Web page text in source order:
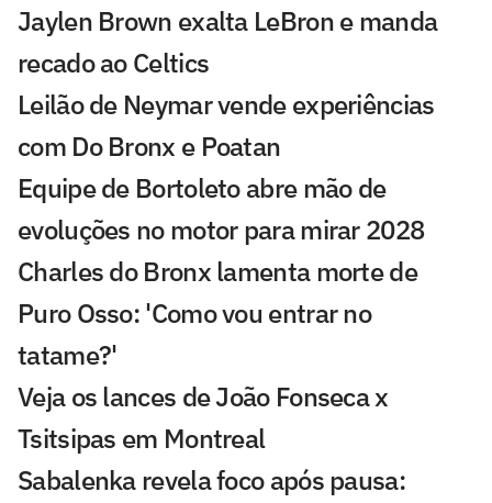
Jaylen Brown exalta LeBron e manda
recado ao Celtics
Leilão de Neymar vende experiências
com Do Bronx e Poatan
Equipe de Bortoleto abre mão de
evoluções no motor para mirar 2028
Charles do Bronx lamenta morte de
Puro Osso: 'Como vou entrar no
tatame?'
Veja os lances de João Fonseca x
Tsitsipas em Montreal
Sabalenka revela foco após pausa: